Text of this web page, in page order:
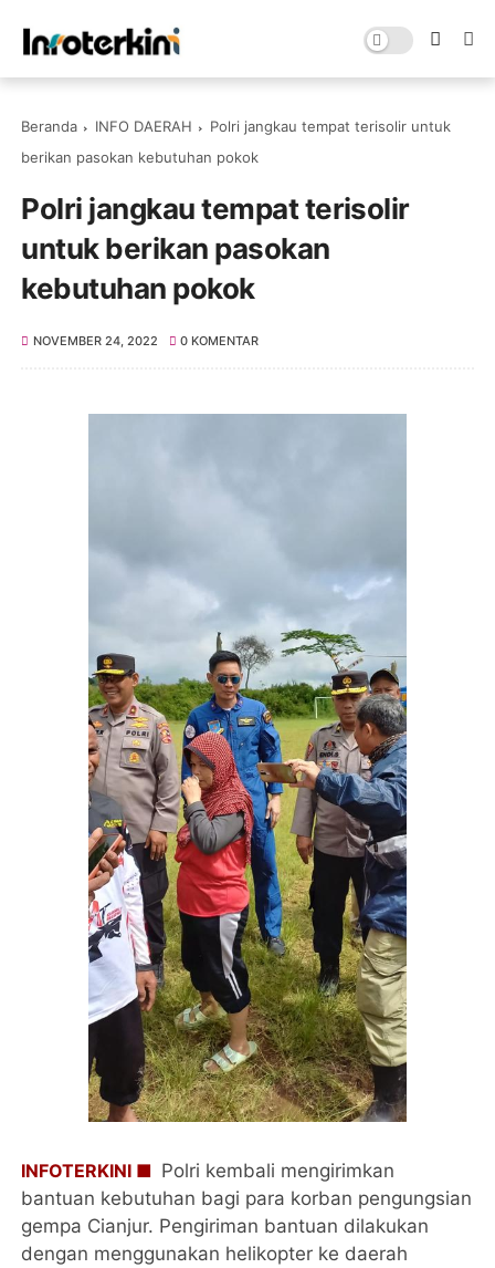
Beranda INFO DAERAH
Polri jangkau tempat terisolir untuk
berikan pasokan kebutuhan pokok
Polri jangkau tempat terisolir
untuk berikan pasokan
kebutuhan pokok
NOVEMBER 24, 2022 0 KOMENTAR
INFOTERKINI ■ Polri kembali mengirimkan
bantuan kebutuhan bagi para korban pengungsian
gempa Cianjur. Pengiriman bantuan dilakukan
dengan menggunakan helikopter ke daerah